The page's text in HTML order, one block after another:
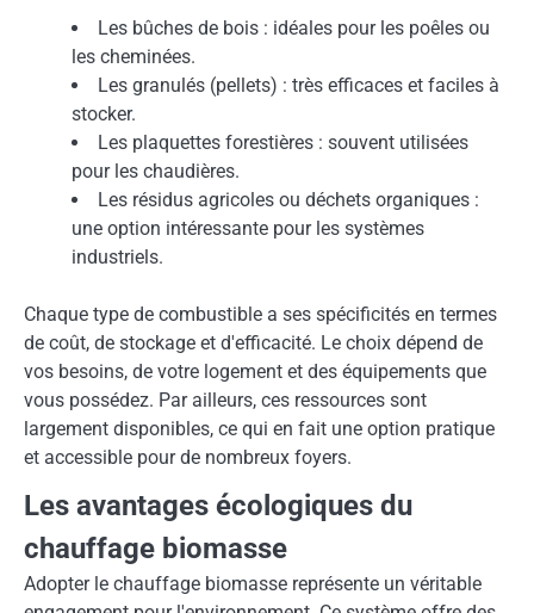
Les bûches de bois : idéales pour les poêles ou
les cheminées.
Les granulés (pellets) : très efficaces et faciles à
stocker.
Les plaquettes forestières : souvent utilisées
pour les chaudières.
Les résidus agricoles ou déchets organiques :
une option intéressante pour les systèmes
industriels.
Chaque type de combustible a ses spécificités en termes
de coût, de stockage et d'efficacité. Le choix dépend de
vos besoins, de votre logement et des équipements que
vous possédez. Par ailleurs, ces ressources sont
largement disponibles, ce qui en fait une option pratique
et accessible pour de nombreux foyers.
Les avantages écologiques du
chauffage biomasse
Adopter le chauffage biomasse représente un véritable